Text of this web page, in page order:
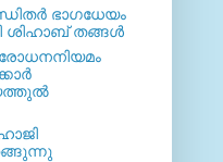
ഭാഗധേയം
ശിഹാബ് തങ്ങള്‍